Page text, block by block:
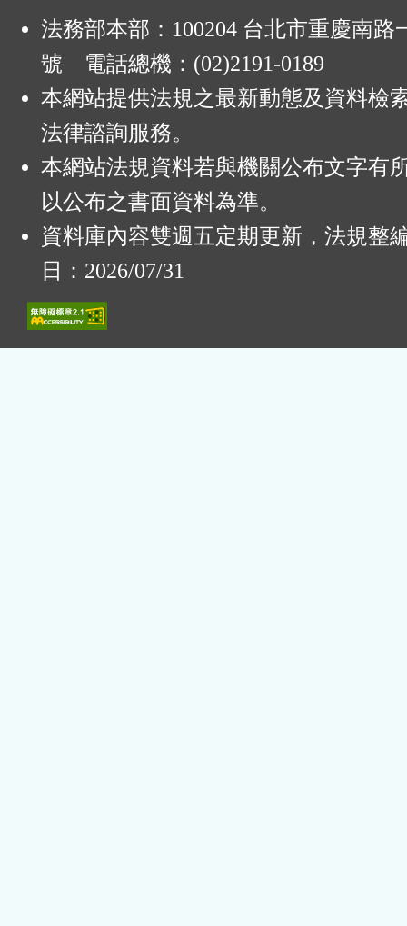
法務部本部：100204 台北市重慶南路
號 電話總機：(02)2191-0189
本網站提供法規之最新動態及資料檢
法律諮詢服務。
本網站法規資料若與機關公布文字有
以公布之書面資料為準。
資料庫內容雙週五定期更新，法規整
日：2026/07/31